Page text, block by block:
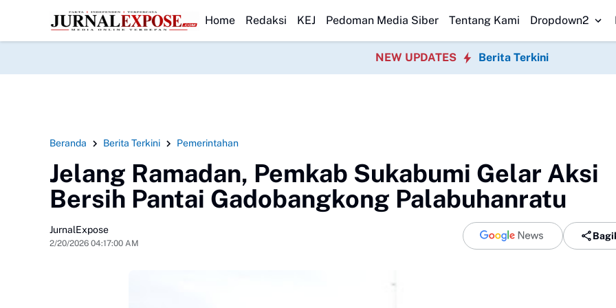
HEADLINE
Nias Dampingi Gubernur Sumut Tinjau Lahewa HUT ke-23, PPAD Kota Bogor Perkuat Sinergi Pemerintah DPRD Sukabumi Sahkan Perda
Home Redaksi KEJ Pedoman Media Siber Tentang Kami Dropdown2
NEW UPDATES Berita Terkini
Beranda Berita Terkini Pemerintahan
Jelang Ramadan, Pemkab Sukabumi Gelar Aksi
Bersih Pantai Gadobangkong Palabuhanratu
JurnalExpose
2/20/2026 04:17:00 AM